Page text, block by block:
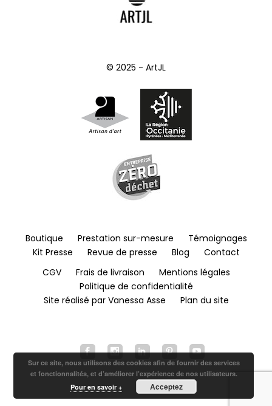
© 2025 - ArtJL
Boutique Prestation sur-mesure
Témoignages
Kit Presse
Revue de presse Blog
Contact
CGV
Frais de livraison
Mentions légales
Politique de confidentialité
Site réalisé par Vanessa Asse
Plan du site
Sur ce site, nous utilisons des cookies afin de fournir des services
et fonctionnalités, et d’améliorer l’expérience de nos utilisateurs.
Pour en savoir +
Acceptez